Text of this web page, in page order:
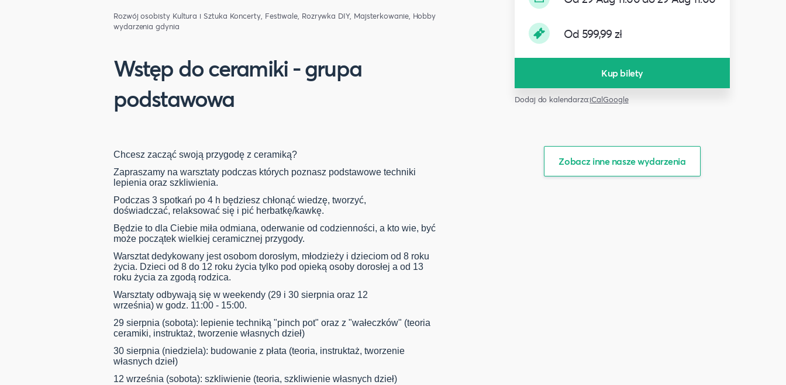
Rozwój osobisty Kultura i Sztuka Koncerty, Festiwale, Rozrywka DIY, Majsterkowanie, Hobby
wydarzenia gdynia
Wstęp do ceramiki - grupa
podstawowa
Chcesz zacząć swoją przygodę z ceramiką?
Zapraszamy na warsztaty podczas których poznasz podstawowe techniki
lepienia oraz szkliwienia.
Podczas 3 spotkań po 4 h będziesz chłonąć wiedzę, tworzyć,
doświadczać, relaksować się i pić herbatkę/kawkę.
Będzie to dla Ciebie miła odmiana, oderwanie od codzienności, a kto wie, być
może początek wielkiej ceramicznej przygody.
Warsztat dedykowany jest osobom dorosłym, młodzieży i dzieciom od 8 roku
życia. Dzieci od 8 do 12 roku życia tylko pod opieką osoby dorosłej a od 13
roku życia za zgodą rodzica.
Warsztaty odbywają się w weekendy (29 i 30 sierpnia oraz 12
września) w godz. 11:00 - 15:00.
29 sierpnia (sobota): lepienie techniką "pinch pot" oraz z "wałeczków" (teoria
ceramiki, instruktaż, tworzenie własnych dzieł)
30 sierpnia (niedziela): budowanie z płata (teoria, instruktaż, tworzenie
własnych dzieł)
12 września (sobota): szkliwienie (teoria, szkliwienie własnych dzieł)
Od 599,99 zł
Kup bilety
Dodaj do kalendarza:iCalGoogle
Zobacz inne nasze wydarzenia